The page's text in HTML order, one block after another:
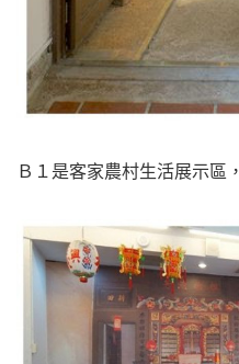
Ｂ１是客家農村生活展示區，